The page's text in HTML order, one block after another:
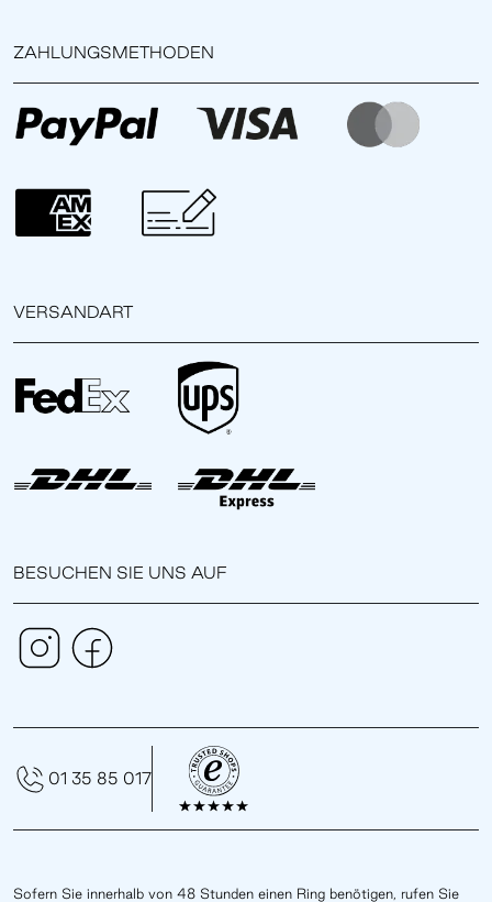
ZAHLUNGSMETHODEN
VERSANDART
BESUCHEN SIE UNS AUF
Sofern Sie innerhalb von 48 Stunden einen Ring benötigen, rufen Sie
01 35 85 017